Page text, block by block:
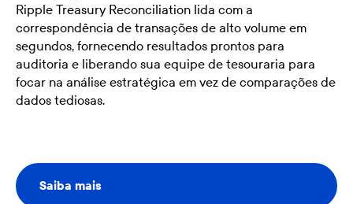
Ripple Treasury Reconciliation lida com a
correspondência de transações de alto volume em
segundos, fornecendo resultados prontos para
auditoria e liberando sua equipe de tesouraria para
focar na análise estratégica em vez de comparações de
dados tediosas.
Saiba mais
Saiba mais